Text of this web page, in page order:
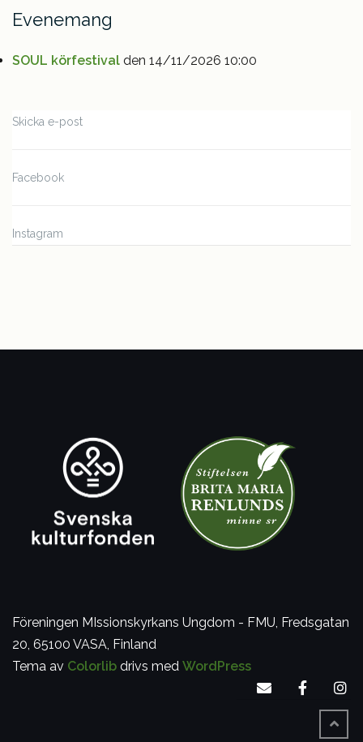
for:
Evenemang
SOUL körfestival den 14/11/2026 10:00
Skicka e-post
Facebook
Instagram
Föreningen MIssionskyrkans Ungdom - FMU, Fredsgatan
20, 65100 VASA, Finland
Tema av Colorlib drivs med WordPress
Skicka